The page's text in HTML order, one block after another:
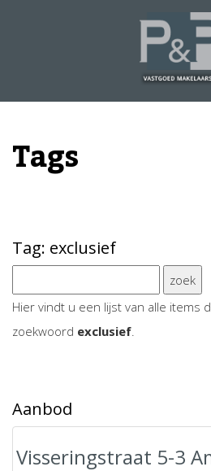
Tags
Tag: exclusief
Hier vindt u een lijst van alle items
zoekwoord exclusief.
Aanbod
Visseringstraat 5-3